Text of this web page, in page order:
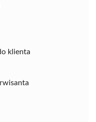
klienta